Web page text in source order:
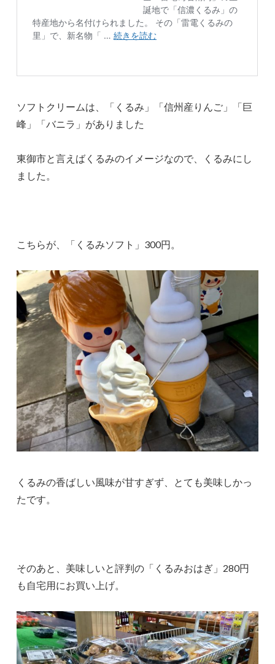
ソフトクリームは、「くるみ」「信州産りんご」「巨
峰」「バニラ」がありました
東御市と言えばくるみのイメージなので、くるみにし
ました。
こちらが、「くるみソフト」300円。
くるみの香ばしい風味が甘すぎず、とても美味しかっ
たです。
そのあと、美味しいと評判の「くるみおはぎ」280円
も自宅用にお買い上げ。